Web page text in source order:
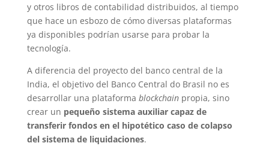
y otros libros de contabilidad distribuidos, al tiempo
que hace un esbozo de cómo diversas plataformas
ya disponibles podrían usarse para probar la
tecnología.
A diferencia del proyecto del banco central de la
India, el objetivo del Banco Central do Brasil no es
desarrollar una plataforma blockchain propia, sino
crear un pequeño sistema auxiliar capaz de
transferir fondos en el hipotético caso de colapso
del sistema de liquidaciones.